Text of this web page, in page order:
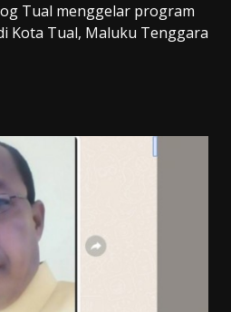
Tual menggelar program
Kota Tual, Maluku Tenggara